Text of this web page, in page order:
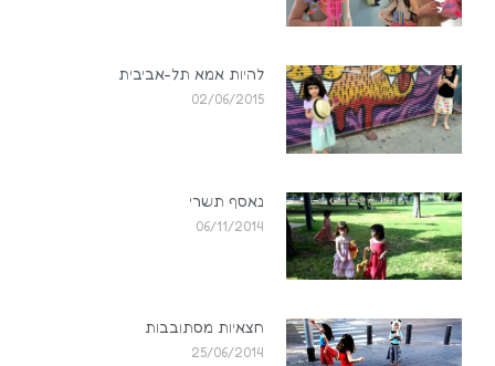
להיות אמא תל-אביבית
02/06/2015
נאסף תשרי
06/11/2014
חצאיות מסתובבות
25/06/2014